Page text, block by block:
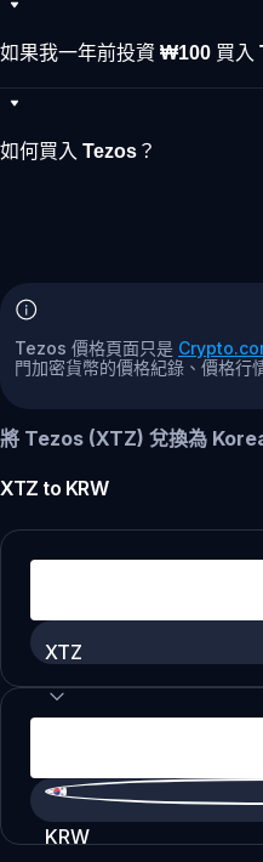
如果我一年前投資 ₩100 買入
如何買入 Tezos？
Tezos 價格頁面只是
門加密貨幣的價格紀錄、價格行
將 Tezos (XTZ) 兌換為
XTZ to KRW
XTZ
KRW